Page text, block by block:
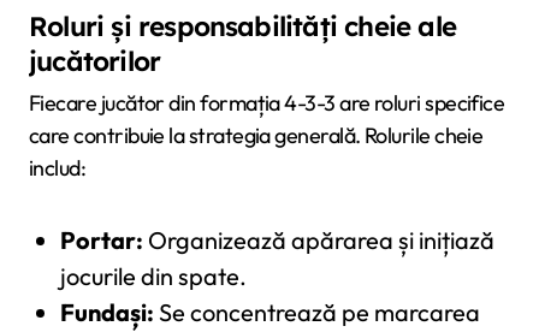
Roluri și responsabilități cheie ale
jucătorilor
Fiecare jucător din formația 4-3-3 are roluri specifice
care contribuie la strategia generală. Rolurile cheie
includ:
Portar: Organizează apărarea și inițiază
jocurile din spate.
Fundași: Se concentrează pe marcarea